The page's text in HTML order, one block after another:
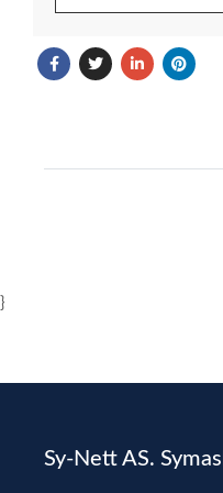
}
Sy-Nett AS.